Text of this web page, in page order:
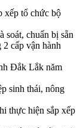
xếp tổ chức bộ
chuẩn bị sẵn
cấp vận hành
Đắk Lắk năm
sinh thái, nông
thực hiện sắp xếp